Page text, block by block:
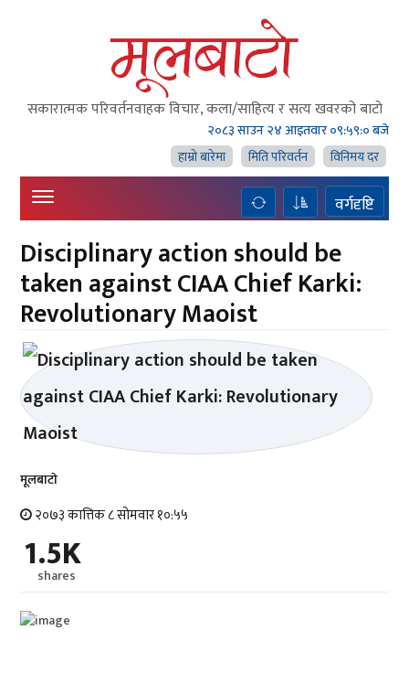
सकारात्मक परिवर्तनवाहक विचार, कला/साहित्य र सत्य खवरको बाटाे
२०८३ साउन २४ आइतवार०९:५९:०१ बजे
हाम्राे बारेमा
मिति परिवर्तन विनिमय दर
वर्गदृष्टि
Disciplinary action should be
taken against CIAA Chief Karki:
Revolutionary Maoist
मूलबाटाे
२०७३ कात्तिक ८ सोमवार १०:५५
1.5K
shares